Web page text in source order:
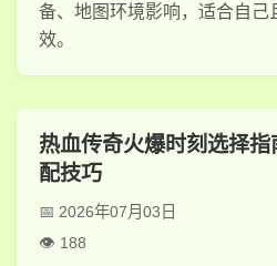
备、地图环境影响，适合自己
效。
热血传奇火爆时刻选择
配技巧
2026年07月03日
188